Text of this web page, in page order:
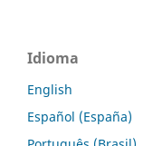
Idioma
English
Español (España)